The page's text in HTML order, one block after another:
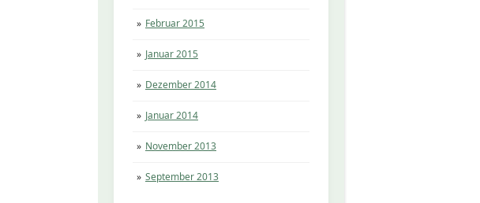
Februar 2015
Januar 2015
Dezember 2014
Januar 2014
November 2013
September 2013